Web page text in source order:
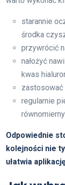
starannie
środka
przywrócić
nałożyć
kwas
zastosować
regularnie
Odpowiednie
kolejności nie
ułatwia